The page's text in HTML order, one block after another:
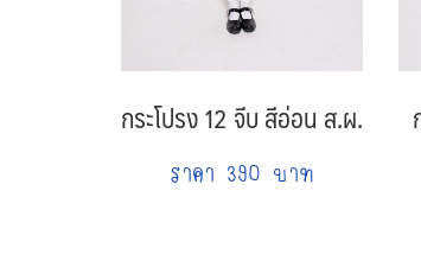
กระโปรง 12 จีบ สีอ่อน ส.ผ.
ราคา 390 บาท